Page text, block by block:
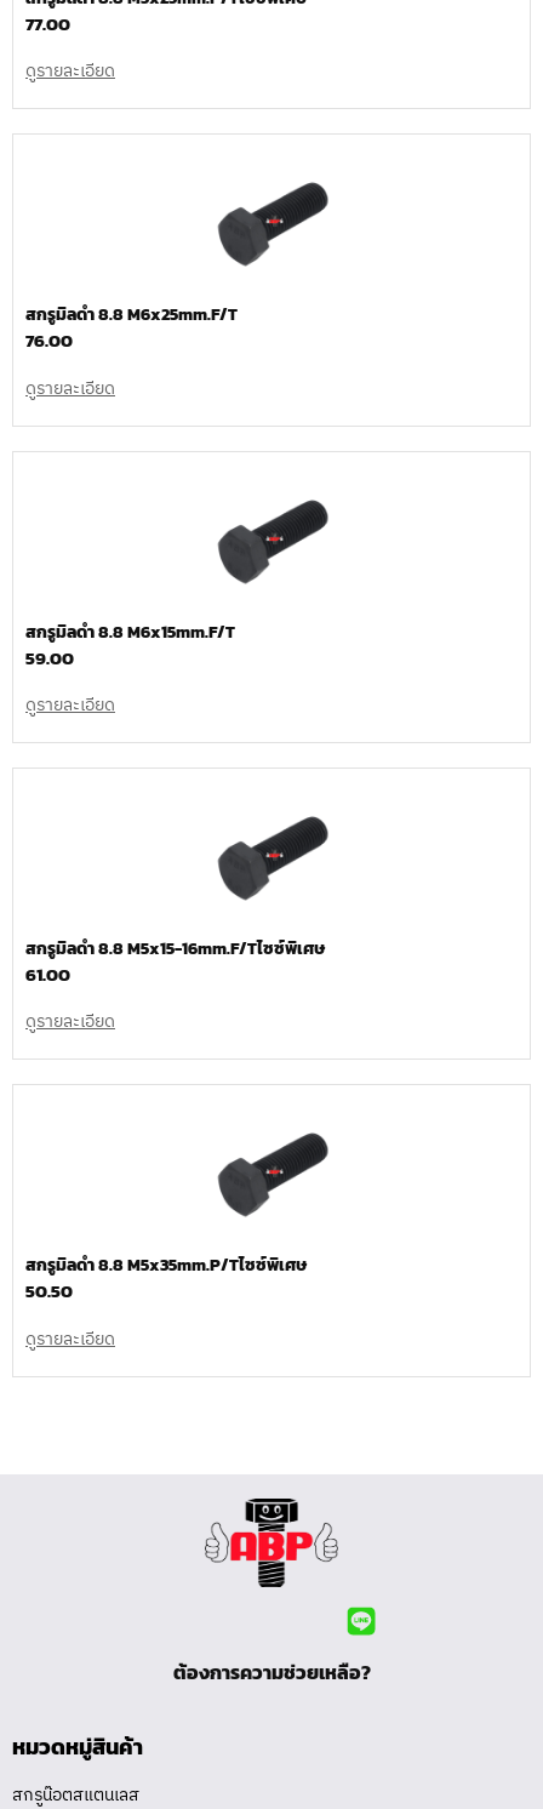
77.00
ดูรายละเอียด
สกรูมิลดำ 8.8 M6x25mm.F/T
76.00
ดูรายละเอียด
สกรูมิลดำ 8.8 M6x15mm.F/T
59.00
ดูรายละเอียด
สกรูมิลดำ 8.8 M5x15-16mm.F/Tไซซ์พิเศษ
61.00
ดูรายละเอียด
สกรูมิลดำ 8.8 M5x35mm.P/Tไซซ์พิเศษ
50.50
ดูรายละเอียด
ต้องการความช่วยเหลือ?
หมวดหมู่สินค้า
สกรูน๊อตสแตนเลส